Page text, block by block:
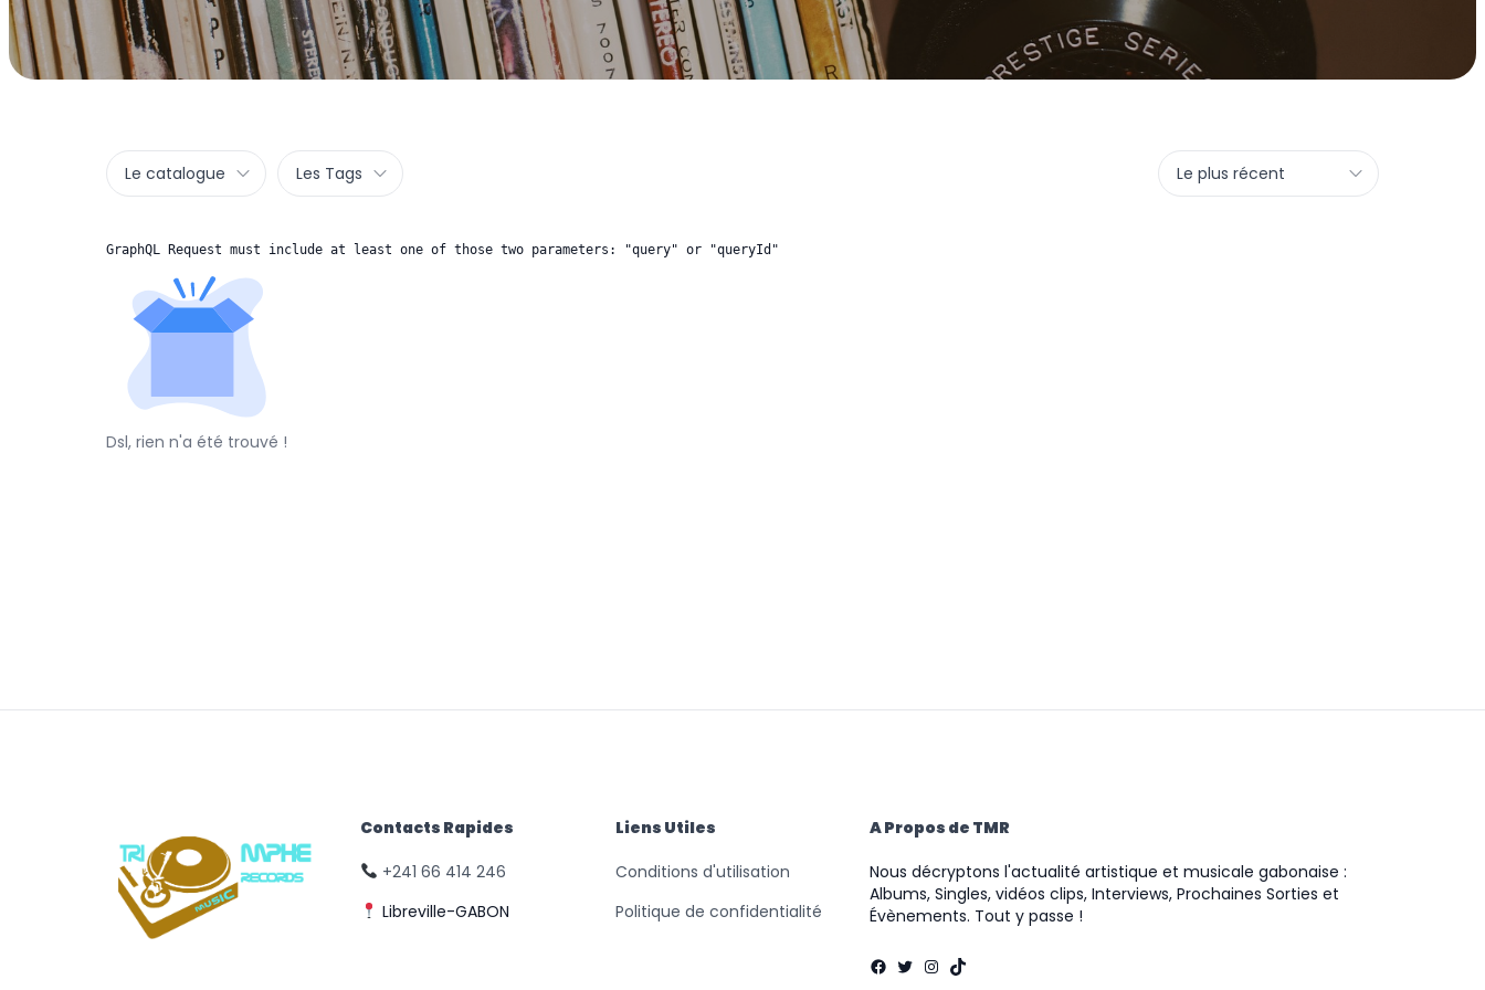
Le catalogue Les Tags Le plus récent
GraphQL Request must include at least one of those two parameters: "query" or "queryId"
Dsl, rien n'a été trouvé !
Contacts Rapides
+241 66 414 246
Libreville-GABON
Liens Utiles
Conditions d'utilisation
Politique de confidentialité
A Propos de TMR
Nous décryptons l'actualité artistique et musicale gabonaise :
Albums, Singles, vidéos clips, Interviews, Prochaines Sorties et
Évènements. Tout y passe !
Facebook
Twitter
Instagram
TikTok